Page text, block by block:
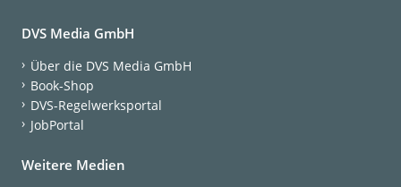
DVS Media GmbH
Über die DVS Media GmbH
Book-Shop
DVS-Regelwerksportal
JobPortal
Weitere Medien